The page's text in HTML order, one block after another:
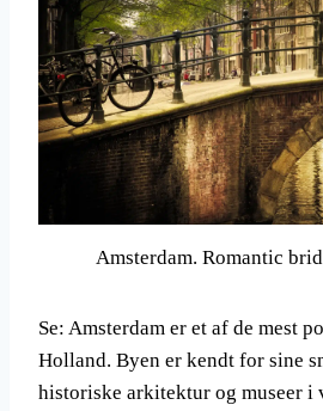
Amsterdam. Romantic
Se: Amsterdam er et af de mest
Holland. Byen er kendt for sine
historiske arkitektur og museer i